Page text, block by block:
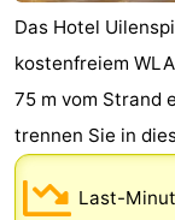
Küstetram
Medizin
Westflandern
Das Hotel
kostenfreiem
75 m vom Strand
trennen Sie in
Last-